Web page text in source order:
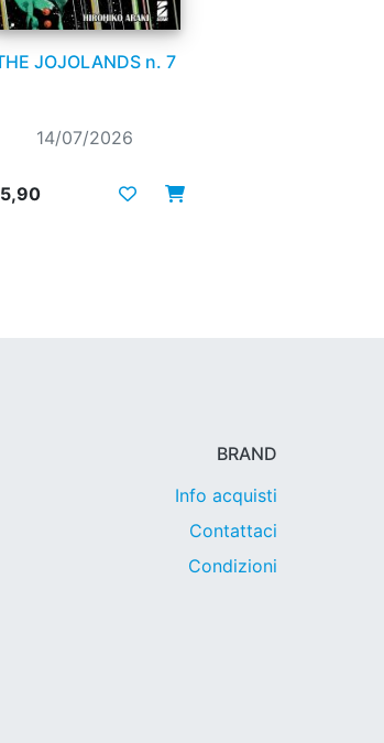
JOJOLANDS n. 7
14/07/2026
BRAND
Info acquisti
Contattaci
Condizioni